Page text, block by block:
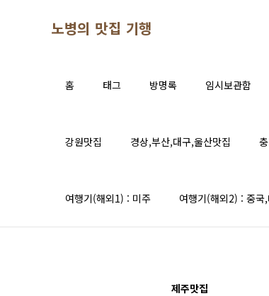
노병의 맛집 기행
홈 태그 방명록 임시보관함
강원맛집 경상,부산,대구,울산맛집
여행기(해외1) : 미주 여행기(해외2) : 중국
제주맛집